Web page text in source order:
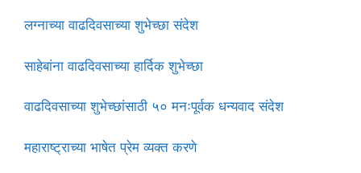
लग्नाच्या वाढदिवसाच्या शुभेच्छा संदेश
साहेबांना वाढदिवसाच्या हार्दिक शुभेच्छा
वाढदिवसाच्या शुभेच्छांसाठी ५० मनःपूर्वक धन्यवाद संदेश
महाराष्ट्राच्या भाषेत प्रेम व्यक्त करणे